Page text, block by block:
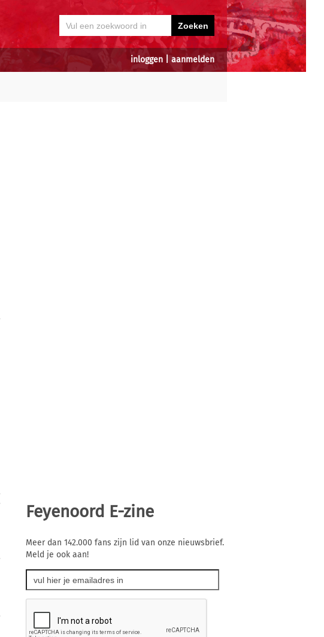
inloggen aanmelden
Feyenoord E-zine
Meer dan 142.000 fans zijn lid van onze nieuwsbrief.
Meld je ook aan!